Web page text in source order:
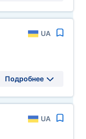
UA
Подробнее
UA